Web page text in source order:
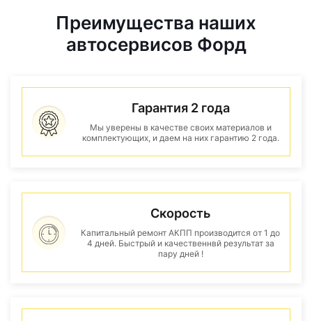
Преимущества наших
автосервисов Форд
Гарантия 2 года
Мы уверены в качестве своих материалов и
комплектующих, и даем на них гарантию 2 года.
Скорость
Капитальный ремонт АКПП производится от 1 до
4 дней. Быстрый и качественнвй результат за
пару дней !